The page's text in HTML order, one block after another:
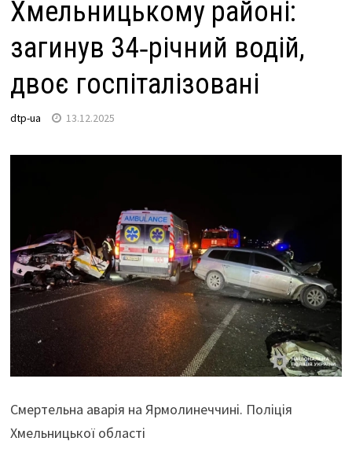
Хмельницькому районі:
загинув 34‑річний водій,
двоє госпіталізовані
dtp-ua 13.12.2025
Смертельна аварія на Ярмолинеччині. Поліція
Хмельницької області